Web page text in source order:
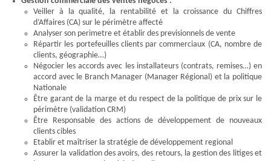
Veiller à la qualité, la rentabilité et la croissance du Chiffres
d’Affaires (CA) sur le périmètre affecté
Analyser son perimetre et établir des previsionnels de vente
Répartir les portefeuilles clients par commerciaux (CA, nombre de
clients, géographie…)
Négocier les accords avec les installateurs (contrats, remises…) en
accord avec le Branch Manager (Manager Régional) et la politique
Nationale
Être garant de la marge et du respect de la politique de prix sur le
périmètre (validation CRM)
Être Responsable des actions de développement de nouveaux
clients cibles
Etablir et maîtriser la stratégie de développement regional
Assurer la validation des avoirs, des retours, la gestion des litiges et